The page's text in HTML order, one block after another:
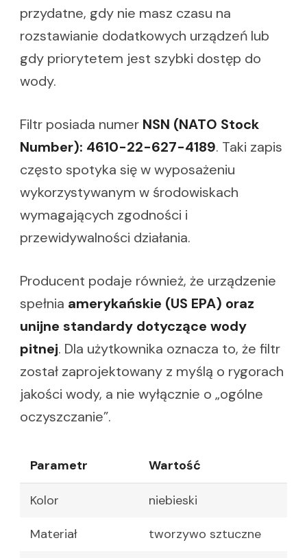
przydatne, gdy nie masz czasu na
rozstawianie dodatkowych urządzeń lub
gdy priorytetem jest szybki dostęp do
wody.
Filtr posiada numer NSN (NATO Stock
Number): 4610-22-627-4189. Taki zapis
często spotyka się w wyposażeniu
wykorzystywanym w środowiskach
wymagających zgodności i
przewidywalności działania.
Producent podaje również, że urządzenie
spełnia amerykańskie (US EPA) oraz
unijne standardy dotyczące wody
pitnej. Dla użytkownika oznacza to, że filtr
został zaprojektowany z myślą o rygorach
jakości wody, a nie wyłącznie o „ogólne
oczyszczanie”.
Parametr Wartość
Kolor niebieski
Materiał tworzywo sztuczne